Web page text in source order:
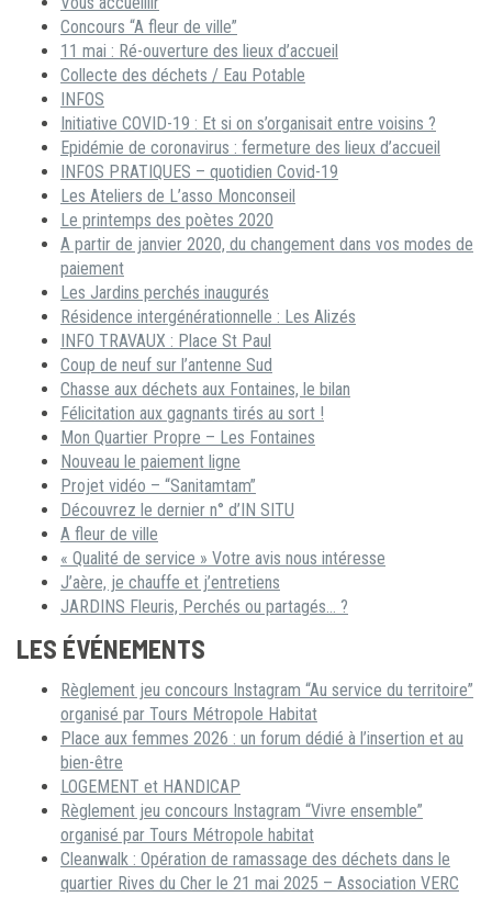
Concours “A fleur de ville”
11 mai : Ré-ouverture des lieux d’accueil
Collecte des déchets / Eau Potable
INFOS
Initiative COVID-19 : Et si on s’organisait entre voisins ?
Epidémie de coronavirus : fermeture des lieux d’accueil
INFOS PRATIQUES – quotidien Covid-19
Les Ateliers de L’asso Monconseil
Le printemps des poètes 2020
A partir de janvier 2020, du changement dans vos modes de
paiement
Les Jardins perchés inaugurés
Résidence intergénérationnelle : Les Alizés
INFO TRAVAUX : Place St Paul
Coup de neuf sur l’antenne Sud
Chasse aux déchets aux Fontaines, le bilan
Félicitation aux gagnants tirés au sort !
Mon Quartier Propre – Les Fontaines
Nouveau le paiement ligne
Projet vidéo – “Sanitamtam”
Découvrez le dernier n° d’IN SITU
A fleur de ville
« Qualité de service » Votre avis nous intéresse
J’aère, je chauffe et j’entretiens
JARDINS Fleuris, Perchés ou partagés… ?
LES ÉVÉNEMENTS
Règlement jeu concours Instagram “Au service du territoire”
organisé par Tours Métropole Habitat
Place aux femmes 2026 : un forum dédié à l’insertion et au
bien-être
LOGEMENT et HANDICAP
Règlement jeu concours Instagram “Vivre ensemble”
organisé par Tours Métropole habitat
Cleanwalk : Opération de ramassage des déchets dans le
quartier Rives du Cher le 21 mai 2025 – Association VERC